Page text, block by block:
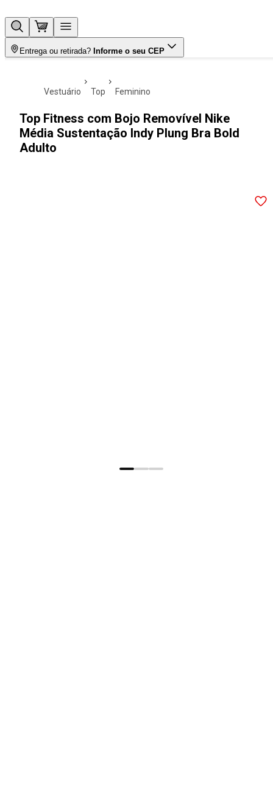
Entrega ou retirada? Informe o seu CEP
vestuário top feminino
Top Fitness com Bojo Removível Nike
Média Sustentação Indy Plung Bra Bold
Adulto